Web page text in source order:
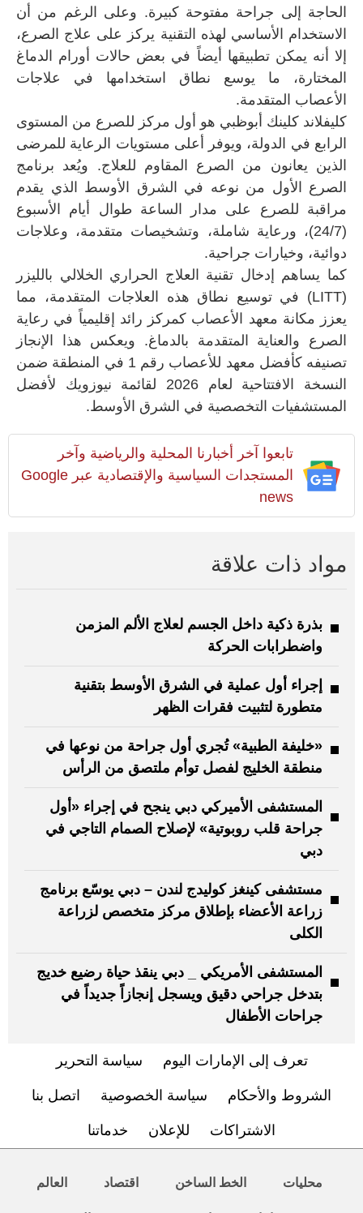
الحاجة إلى جراحة مفتوحة كبيرة. وعلى الرغم من أن
الاستخدام الأساسي لهذه التقنية يركز على علاج الصرع،
إلا أنه يمكن تطبيقها أيضاً في بعض حالات أورام الدماغ
المختارة، ما يوسع نطاق استخدامها في علاجات
الأعصاب المتقدمة.
كليفلاند كلينك أبوظبي هو أول مركز للصرع من المستوى
الرابع في الدولة، ويوفر أعلى مستويات الرعاية للمرضى
الذين يعانون من الصرع المقاوم للعلاج. ويُعد برنامج
الصرع الأول من نوعه في الشرق الأوسط الذي يقدم
مراقبة للصرع على مدار الساعة طوال أيام الأسبوع
(24/7)، ورعاية شاملة، وتشخيصات متقدمة، وعلاجات
دوائية، وخيارات جراحية.
كما يساهم إدخال تقنية العلاج الحراري الخلالي بالليزر
(LITT) في توسيع نطاق هذه العلاجات المتقدمة، مما
يعزز مكانة معهد الأعصاب كمركز رائد إقليمياً في رعاية
الصرع والعناية المتقدمة بالدماغ. ويعكس هذا الإنجاز
تصنيفه كأفضل معهد للأعصاب رقم 1 في المنطقة ضمن
النسخة الافتتاحية لعام 2026 لقائمة نيوزويك لأفضل
المستشفيات التخصصية في الشرق الأوسط.
تابعوا آخر أخبارنا المحلية والرياضية وآخر
المستجدات السياسية والإقتصادية عبر Google
news
مواد ذات علاقة
بذرة ذكية داخل الجسم لعلاج الألم المزمن
واضطرابات الحركة
إجراء أول عملية في الشرق الأوسط بتقنية
متطورة لتثبيت فقرات الظهر
«خليفة الطبية» تُجري أول جراحة من نوعها في
منطقة الخليج لفصل توأم ملتصق من الرأس
المستشفى الأميركي دبي ينجح في إجراء «أول
جراحة قلب روبوتية» لإصلاح الصمام التاجي في
دبي
مستشفى كينغز كوليدج لندن – دبي يوسّع برنامج
زراعة الأعضاء بإطلاق مركز متخصص لزراعة
الكلى
المستشفى الأمريكي _ دبي ينقذ حياة رضيع خديج
بتدخل جراحي دقيق ويسجل إنجازاً جديداً في
جراحات الأطفال
تعرف إلى الإمارات اليوم سياسة التحرير
الشروط والأحكام سياسة الخصوصية اتصل بنا
الاشتراكات للإعلان خدماتنا
محليات الخط الساخن اقتصاد العالم